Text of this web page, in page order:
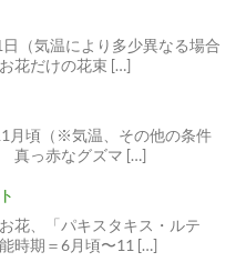
（気温により多少異なる場合
花だけの花束 […]
月頃（※気温、その他の条件
真っ赤なグズマ […]
花、「パキスタキス・ルテ
時期＝6月頃〜11 […]